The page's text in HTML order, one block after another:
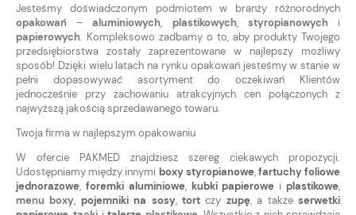
Jesteśmy doświadczonym podmiotem w branży różnorodnych
opakowań –aluminiowych, plastikowych, styropianowych i
papierowych. Kompleksowo zadbamy o to, aby produkty Twojego
przedsiębiorstwa zostały zaprezentowane w najlepszy możliwy
sposób! Dzięki wielu latach na rynku opakowań jesteśmy w stanie w
pełni dopasowywać asortyment do oczekiwań Klientów
jednocześnie przy zachowaniu atrakcyjnych cen połączonych z
najwyższą jakością sprzedawanego towaru.
Twoja firma w najlepszym opakowaniu
W ofercie PAKMED znajdziesz szereg ciekawych propozycji.
Udostępniamy między innymi boxy styropianowe,fartuchyfoliowe
jednorazowe, foremki aluminiowe, kubki papierowe iplastikowe,
menu boxy, pojemniki na sosy,tort czy zupę, a takżeserwetki